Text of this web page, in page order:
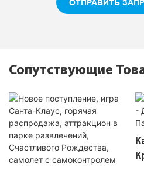
ОТПРАВИТЬ
Сопутствующие